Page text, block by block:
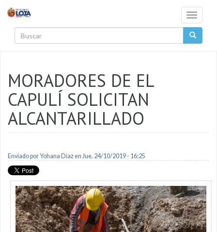
Toggle
MORADORES DE EL
CAPULÍ SOLICITAN
ALCANTARILLADO
Enviado porYohana Diazen Jue, 24/10/2019 - 16:25